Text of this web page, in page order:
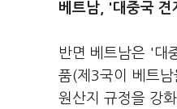
베트남, '대중국
반면 베트남은 '대
품(제3국이 베트
원산지 규정을 강